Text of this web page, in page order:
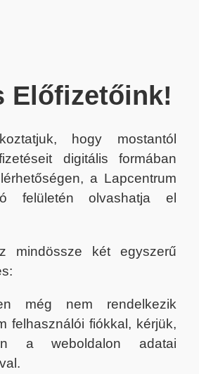
Előfizetőink!
hogy mostantól
digitális formában
a Lapcentrum
felületén olvashatja el
mindössze két egyszerű
még nem rendelkezik
felhasználói fiókkal, kérjük,
a weboldalon adatai